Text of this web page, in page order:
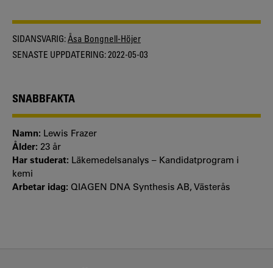
SIDANSVARIG:Åsa Bongnell-Höjer
SENASTE UPPDATERING:2022-05-03
SNABBFAKTA
Namn: Lewis Frazer
Ålder: 23 år
Har studerat: Läkemedelsanalys – Kandidatprogram i
kemi
Arbetar idag: QIAGEN DNA Synthesis AB, Västerås